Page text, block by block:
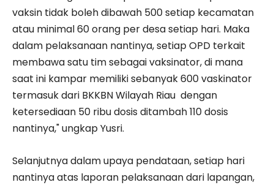
vaksin tidak boleh dibawah 500 setiap kecamatan
atau minimal 60 orang per desa setiap hari. Maka
dalam pelaksanaan nantinya, setiap OPD terkait
membawa satu tim sebagai vaksinator, di mana
saat ini kampar memiliki sebanyak 600 vaskinator
termasuk dari BKKBN Wilayah Riau dengan
ketersediaan 50 ribu dosis ditambah 110 dosis
nantinya," ungkap Yusri.
Selanjutnya dalam upaya pendataan, setiap hari
nantinya atas laporan pelaksanaan dari lapangan,